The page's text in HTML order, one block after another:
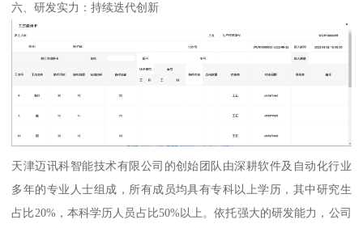
六、研发实力：持续迭代创新
天津迈讯科智能技术有限公司的创始团队由深耕软件及自动化行业
多年的专业人士组成，所有成员均具有专科以上学历，其中研究生
占比20%，本科学历人员占比50%以上。依托强大的研发能力，公司